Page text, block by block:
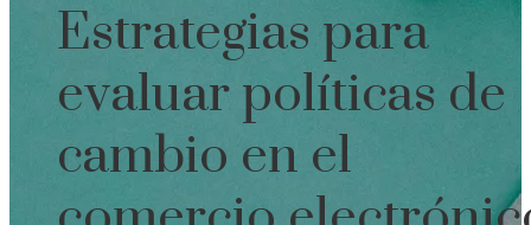
Estrategias para
evaluar políticas de
cambio en el